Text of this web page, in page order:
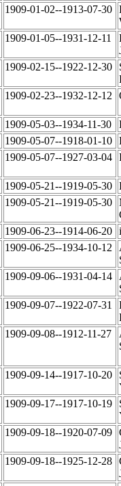
1909-01-02--1913-07-30
1909-01-05--1931-12-11
1909-02-15--1922-12-30
1909-02-23--1932-12-12
1909-05-03--1934-11-30
1909-05-07--1918-01-10
1909-05-07--1927-03-04
1909-05-21--1919-05-30
1909-05-21--1919-05-30
1909-06-23--1914-06-20
1909-06-25--1934-10-12
1909-09-06--1931-04-14
1909-09-07--1922-07-31
1909-09-08--1912-11-27
1909-09-14--1917-10-20
1909-09-17--1917-10-19
1909-09-18--1920-07-09
1909-09-18--1925-12-28